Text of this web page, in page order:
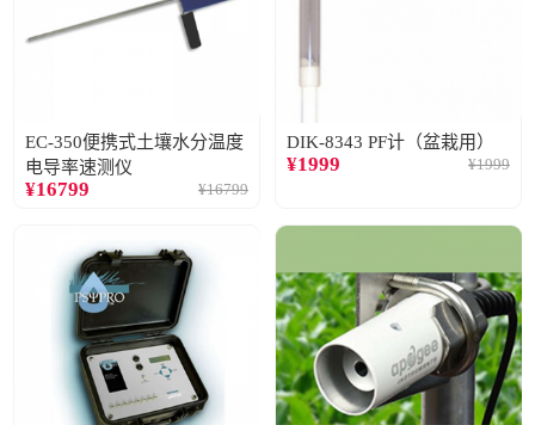
EC-350便携式土壤水分温度
电导率速测仪
¥16799 ¥16799
DIK-8343 PF计（盆栽用）
¥1999 ¥1999